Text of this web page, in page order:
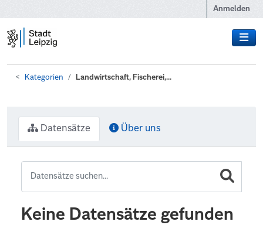
Anmelden
Kategorien Landwirtschaft, Fischerei,...
Datensätze Über uns
Keine Datensätze gefunden